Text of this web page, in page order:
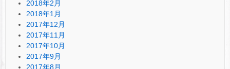
2018年2月
2018年1月
2017年12月
2017年11月
2017年10月
2017年9月
2017年8月